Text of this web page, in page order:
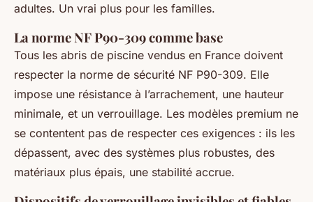
adultes. Un vrai plus pour les familles.
La norme NF P90-309 comme base
Tous les abris de piscine vendus en France doivent
respecter la norme de sécurité NF P90-309. Elle
impose une résistance à l’arrachement, une hauteur
minimale, et un verrouillage. Les modèles premium ne
se contentent pas de respecter ces exigences : ils les
dépassent, avec des systèmes plus robustes, des
matériaux plus épais, une stabilité accrue.